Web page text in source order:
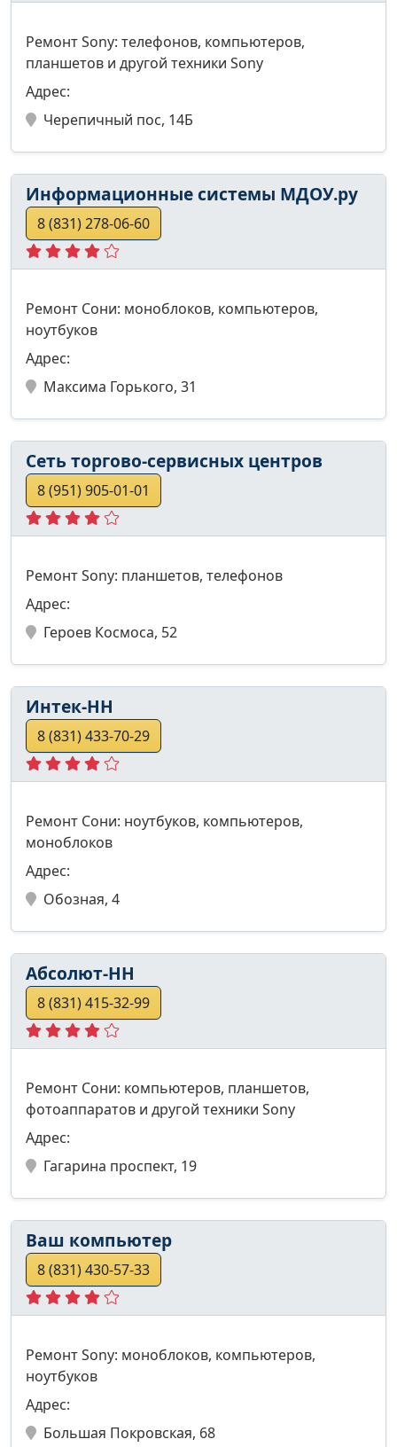
Ремонт Sony: телефонов, компьютеров,
планшетов и другой техники Sony
Адрес:
Черепичный пос, 14Б
Информационные системы МДОУ.ру
8 (831) 278-06-60
Ремонт Сони: моноблоков, компьютеров,
ноутбуков
Адрес:
Максима Горького, 31
Сеть торгово-сервисных центров
8 (951) 905-01-01
Ремонт Sony: планшетов, телефонов
Адрес:
Героев Космоса, 52
Интек-НН
8 (831) 433-70-29
Ремонт Сони: ноутбуков, компьютеров,
моноблоков
Адрес:
Обозная, 4
Абсолют-НН
8 (831) 415-32-99
Ремонт Сони: компьютеров, планшетов,
фотоаппаратов и другой техники Sony
Адрес:
Гагарина проспект, 19
Ваш компьютер
8 (831) 430-57-33
Ремонт Sony: моноблоков, компьютеров,
ноутбуков
Адрес:
Большая Покровская, 68